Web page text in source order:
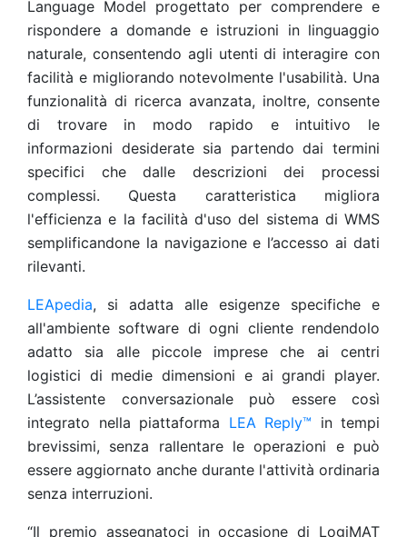
Language Model progettato per comprendere e
rispondere a domande e istruzioni in linguaggio
naturale, consentendo agli utenti di interagire con
facilità e migliorando notevolmente l'usabilità. Una
funzionalità di ricerca avanzata, inoltre, consente
di trovare in modo rapido e intuitivo le
informazioni desiderate sia partendo dai termini
specifici che dalle descrizioni dei processi
complessi. Questa caratteristica migliora
l'efficienza e la facilità d'uso del sistema di WMS
semplificandone la navigazione e l’accesso ai dati
rilevanti.
LEApedia, si adatta alle esigenze specifiche e
all'ambiente software di ogni cliente rendendolo
adatto sia alle piccole imprese che ai centri
logistici di medie dimensioni e ai grandi player.
L’assistente conversazionale può essere così
integrato nella piattaforma LEA Reply™ in tempi
brevissimi, senza rallentare le operazioni e può
essere aggiornato anche durante l'attività ordinaria
senza interruzioni.
“Il premio assegnatoci in occasione di LogiMAT